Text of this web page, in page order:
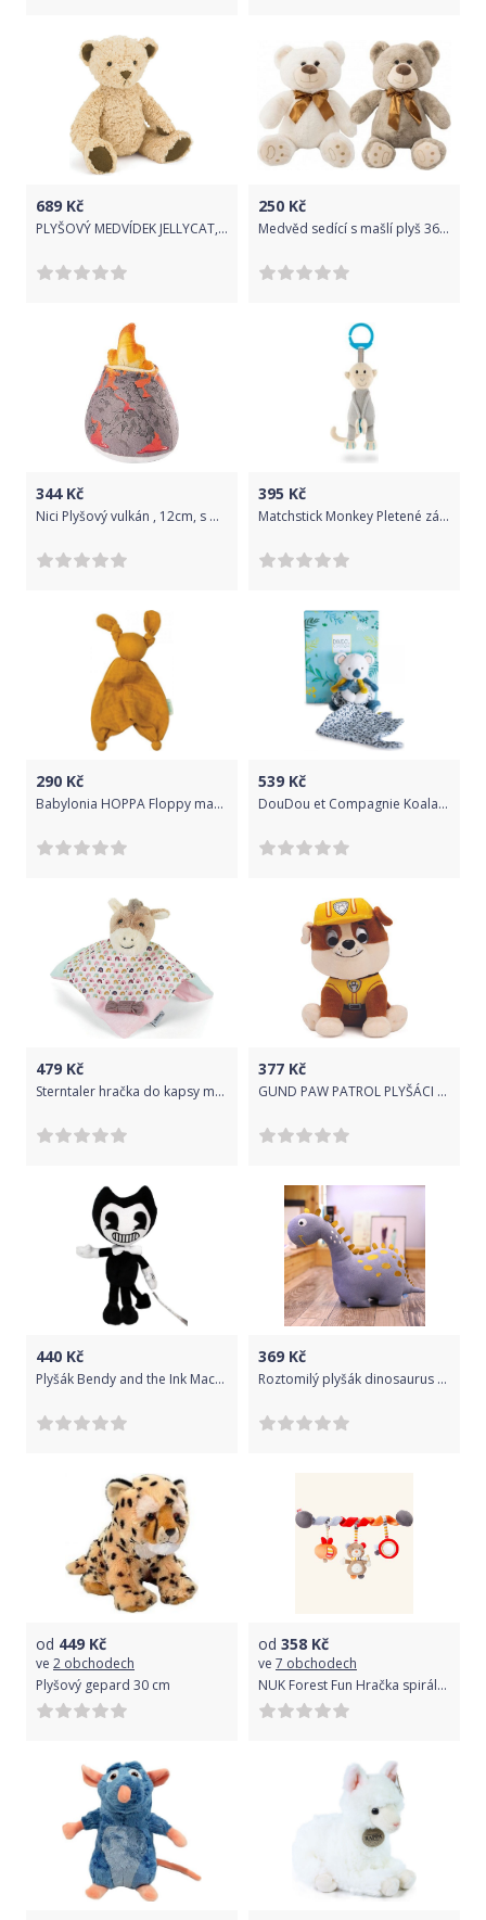
689 Kč
PLYŠOVÝ MEDVÍDEK JELLYCAT, EDWARD, 33 CM
250 Kč
Medvěd sedící s mašlí plyš 36cm 2 barvy v sáčku 0+
344Kč
Nici Plyšový vulkán , 12cm, s mrakem a ohněm
395 Kč
Matchstick Monkey Pletené závěsné opice, modrá
290 Kč
Babylonia HOPPA Floppy mazlíček 100% organic col. 915 ochre
539 Kč
DouDou et Compagnie Koala 15cm
479 Kč
Sterntaler hračka do kapsy malá, nechrastící, 20 cm, koník Pauline 3202003
377 Kč
GUND PAW PATROL PLYŠÁCI 15 cm
440 Kč
Plyšák Bendy and the Ink Machine 30 cm
369 Kč
Roztomilý plyšák dinosaurus 25 cm fialový
od 449 Kč
ve 2 obchodech
Plyšový gepard 30 cm
od 358 Kč
ve 7 obchodech
NUK Forest Fun Hračka spirála Méďa